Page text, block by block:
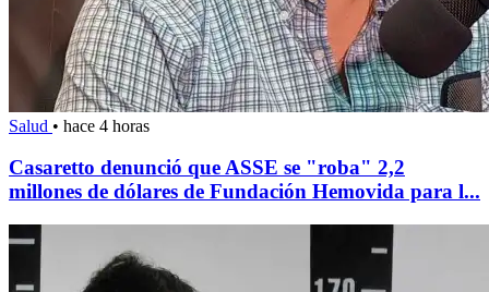
Salud • hace 4 horas
Casaretto denunció que ASSE se "roba" 2,2
millones de dólares de Fundación Hemovida para l...